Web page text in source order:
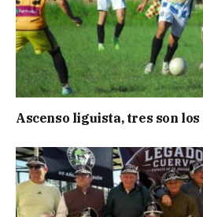
Ascenso liguista, tres son